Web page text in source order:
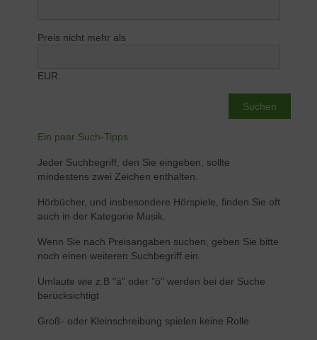
Preis nicht mehr als
EUR.
Suchen
Ein paar Such-Tipps
Jeder Suchbegriff, den Sie eingeben, sollte
mindestens zwei Zeichen enthalten.
Hörbücher, und insbesondere Hörspiele, finden Sie oft
auch in der Kategorie Musik.
Wenn Sie nach Preisangaben suchen, geben Sie bitte
noch einen weiteren Suchbegriff ein.
Umlaute wie z.B "ä" oder "ö" werden bei der Suche
berücksichtigt
Groß- oder Kleinschreibung spielen keine Rolle.